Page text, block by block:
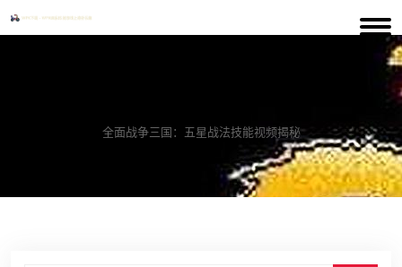
全面战争三国：五星战法技能视频揭秘